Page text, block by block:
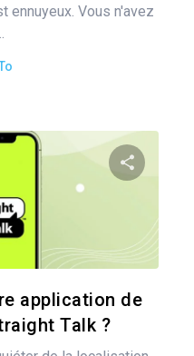
ennuyeux. Vous n'avez
application de
Talk ?